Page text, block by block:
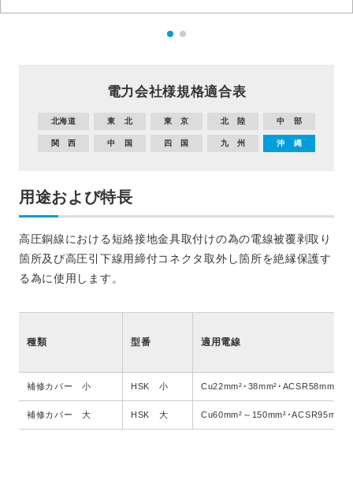
電力会社様規格適合表
北海道 東 北 東 京 北 陸 中 部
関 西 中 国 四 国 九 州 沖 縄
用途および特長
高圧銅線における短絡接地金具取付けの為の電線被覆剥取り
箇所及び高圧引下線用締付コネクタ取外し箇所を絶縁保護す
る為に使用します。
種類 型番 適用電線
補修カバー 小 HSK 小 Cu22mm²･38mm²･ACSR58mm²
補修カバー 大 HSK 大 Cu60mm²～150mm²･ACSR95mm²